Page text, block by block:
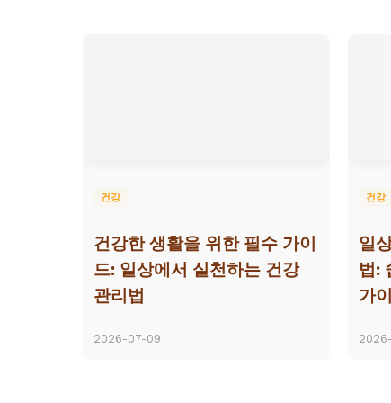
건강
건강한 생활을 위한 필수 가이
드: 일상에서 실천하는 건강
관리법
2026-07-09
건강
일
법:
가